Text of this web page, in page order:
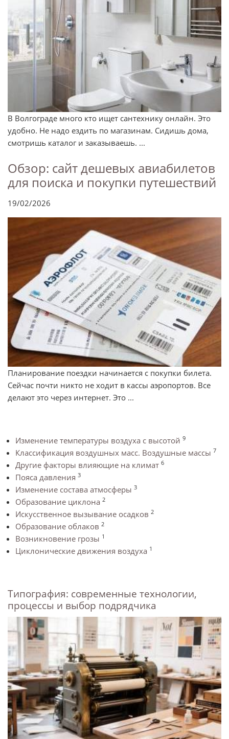
В Волгограде много кто ищет сантехнику онлайн. Это
удобно. Не надо ездить по магазинам. Сидишь дома,
смотришь каталог и заказываешь. ...
Обзор: сайт дешевых авиабилетов
для поиска и покупки путешествий
19/02/2026
Планирование поездки начинается с покупки билета.
Сейчас почти никто не ходит в кассы аэропортов. Все
делают это через интернет. Это ...
Изменение температуры воздуха с высотой 9
Классификация воздушных масс. Воздушные массы 7
Другие факторы влияющие на климат 6
Пояса давления 3
Изменение состава атмосферы 3
Образование циклона 2
Искусственное вызывание осадков 2
Образование облаков 2
Возникновение грозы 1
Циклонические движения воздуха 1
Типография: современные технологии,
процессы и выбор подрядчика